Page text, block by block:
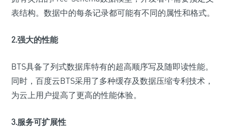
表结构。数据中的每条记录都可能有不同的属性和格式。
2.强大的性能
BTS具备了列式数据库特有的超高顺序写及随即读性能。
同时，百度云BTS采用了多种缓存及数据压缩专利技术，
为云上用户提高了更高的性能体验。
3.服务可扩展性